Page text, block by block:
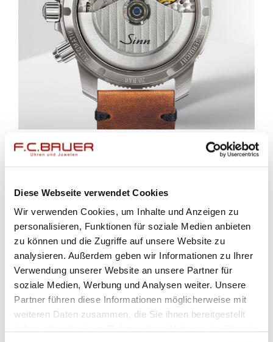
Diese Webseite verwendet Cookies
Wir verwenden Cookies, um Inhalte und Anzeigen zu
personalisieren, Funktionen für soziale Medien anbieten
zu können und die Zugriffe auf unsere Website zu
analysieren. Außerdem geben wir Informationen zu Ihrer
Verwendung unserer Website an unsere Partner für
soziale Medien, Werbung und Analysen weiter. Unsere
Partner führen diese Informationen möglicherweise mit
weiteren Daten zusammen, die Sie ihnen bereitgestellt
Sinn stattet diesen Chronographen mit einem
unverlierbaren Fliegerdrehring samt
Minutenrastung und nachtleuchtender
Hauptmarkierung, Tages- und
Datumsanzeige, verschraubten Drückern und
Kronenschutz aus. Das Zifferblatt kommt mit
drei Totalisatoren – Chronographenstunden
auf sechs Uhr, Chronographenminuten auf
zwölf Uhr und eine kleine Sekunde auf neun
Uhr. Für den richtigen Vintage-Look wählte
Sinn eine elfenbeinfarbene Leuchtmasse, die